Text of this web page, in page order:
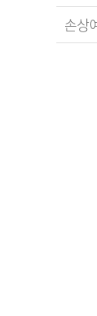
손상